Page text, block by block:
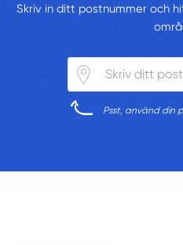
Skriv in ditt postnummer och
Psst, använd din